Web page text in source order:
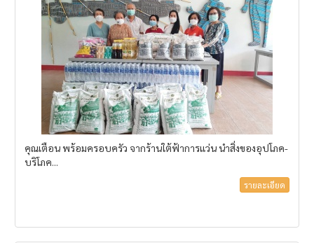
คุณเตือน พร้อมครอบครัว จากร้านใต้ฟ้าการแว่น นำสิ่งของอุปโภค-
บริโภค...
รายละเอียด